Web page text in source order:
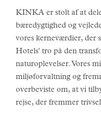
KINKA er stolt af at
bæredygtighed og
vores kerneværdier, der
Hotels' tro på den
naturoplevelser. Vores
miljøforvaltning og
overbeviste om, at vi
rejse, der fremmer